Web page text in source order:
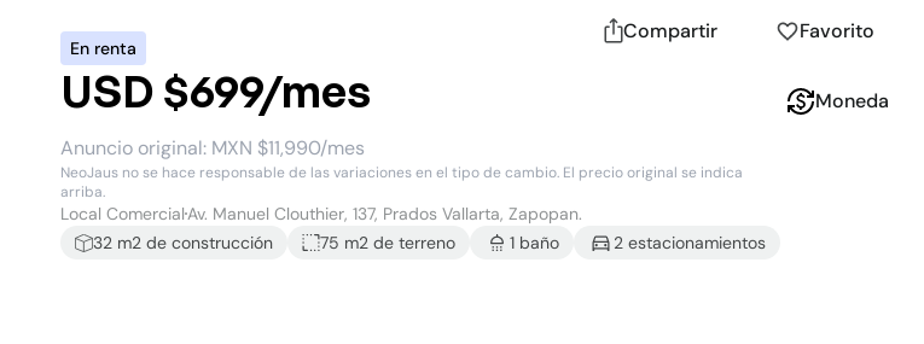
En renta
Compartir Favorito
USD $699/mes
Anuncio original: MXN $11,990/mes
NeoJaus no se hace responsable de las variaciones en el tipo de cambio. El precio original se indica
arriba.
Moneda
Local ComercialAv. Manuel Clouthier, 137, Prados Vallarta, Zapopan.
32 m2 de construcción 75 m2 de terreno 1 baño 2 estacionamientos